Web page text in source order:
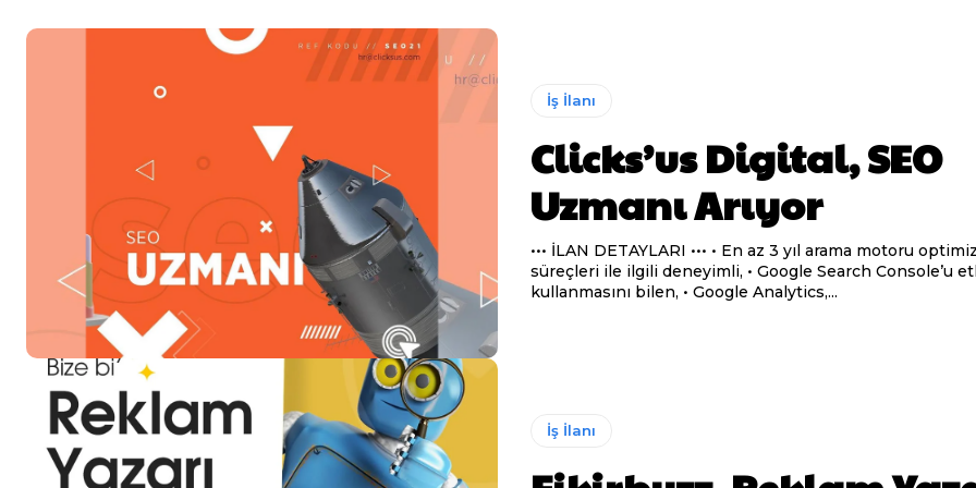
İş İlanı
Clicks’us Digital, SEO
Uzmanı Arıyor
••• İLAN DETAYLARI ••• • En az 3 yıl arama motoru optimizasyon
süreçleri ile ilgili deneyimli, • Google Search Console’u etkin olarak
kullanmasını bilen, • Google Analytics,...
İş İlanı